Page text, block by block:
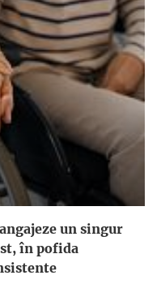
un singur
în pofida